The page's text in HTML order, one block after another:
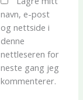
navn, e-post
og nettside i
denne
nettleseren for
neste gang jeg
kommenterer.